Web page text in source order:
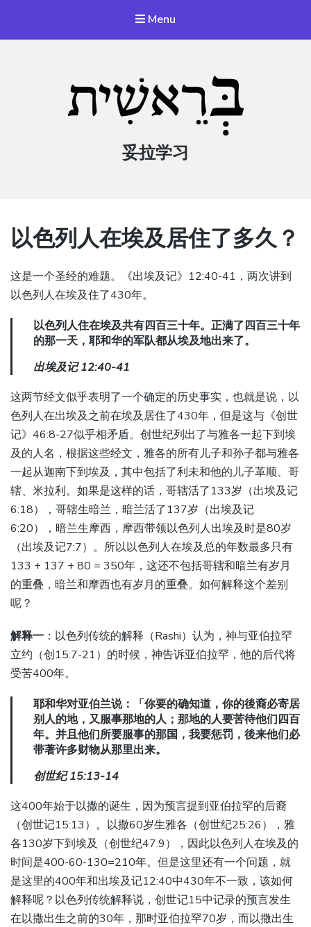
Menu
妥拉学习
以色列人在埃及居住了多久？
这是一个圣经的难题。《出埃及记》12:40-41，两次讲到
以色列人在埃及住了430年。
以色列人住在埃及共有四百三十年。正满了四百三十年
的那一天，耶和华的军队都从埃及地出来了。
出埃及记 12:40-41
这两节经文似乎表明了一个确定的历史事实，也就是说，以
色列人在出埃及之前在埃及居住了430年，但是这与《创世
记》46:8-27似乎相矛盾。创世纪列出了与雅各一起下到埃
及的人名，根据这些经文，雅各的所有儿子和孙子都与雅各
一起从迦南下到埃及，其中包括了利未和他的儿子革顺、哥
辖、米拉利。如果是这样的话，哥辖活了133岁（出埃及记
6:18），哥辖生暗兰，暗兰活了137岁（出埃及记
6:20），暗兰生摩西，摩西带领以色列人出埃及时是80岁
（出埃及记7:7）。所以以色列人在埃及总的年数最多只有
133 + 137 + 80 = 350年，这还不包括哥辖和暗兰有岁月
的重叠，暗兰和摩西也有岁月的重叠。如何解释这个差别
呢？
解释一 ：以色列传统的解释（Rashi）认为，神与亚伯拉罕
立约（创15:7-21）的时候，神告诉亚伯拉罕，他的后代将
受苦400年。
耶和华对亚伯兰说：「你要的确知道，你的後裔必寄居
别人的地，又服事那地的人；那地的人要苦待他们四百
年。并且他们所要服事的那国，我要惩罚，後来他们必
带著许多财物从那里出来。
创世纪 15:13-14
这400年始于以撒的诞生，因为预言提到亚伯拉罕的后裔
（创世记15:13）。以撒60岁生雅各（创世纪25:26），雅
各130岁下到埃及（创世纪47:9），因此以色列人在埃及的
时间是400-60-130=210年。但是这里还有一个问题，就
是这里的400年和出埃及记12:40中430年不一致，该如何
解释呢？以色列传统解释说，创世记15中记录的预言发生
在以撒出生之前的30年，那时亚伯拉罕70岁，而以撒出生